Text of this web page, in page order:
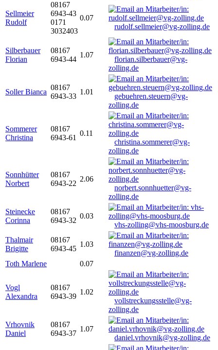
Sellmeier
Rudolf
08167
6943-43
0171
3032403
0.07
rudolf.sellmeier@vg-zolling.de
Silberbauer
Florian
08167
6943-44
1.07
florian.silberbauer@vg-
zolling.de
Soller Bianca
08167
6943-33
1.01
gebuehren.steuern@vg-
zolling.de
Sommerer
Christina
08167
6943-61
0.11
christina.sommerer@vg-
zolling.de
Sonnhütter
Norbert
08167
6943-22
2.06
norbert.sonnhuetter@vg-
zolling.de
Steinecke
Corinna
08167
6943-32
0.03
vhs-zolling@vhs-moosburg.de
Thalmair
Brigitte
08167
6943-45
1.03
finanzen@vg-zolling.de
Toth Marlene
0.07
Vogl
Alexandra
08167
6943-39
1.02
vollstreckungsstelle@vg-
zolling.de
Vrhovnik
Daniel
08167
6943-37
1.07
daniel.vrhovnik@vg-zolling.de